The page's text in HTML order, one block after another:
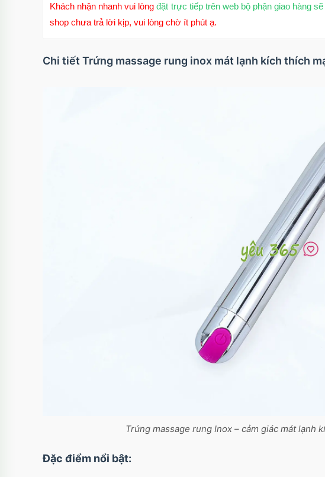
Khách nhận nhanh vui lòngđặt trực tiếp trên web bộ phận giao hàng
shop chưa trả lời kịp, vui lòng chờ ít phút ạ.
Chi tiết Trứng massage rung inox mát lạnh kích thích
Trứng massage rung Inox – cảm giác mát lạnh
Đặc điểm nổi bật: